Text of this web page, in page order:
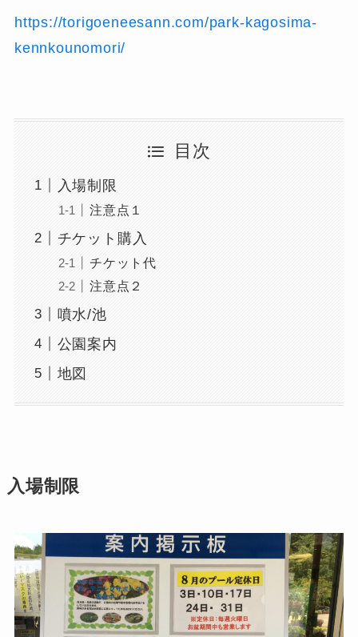
https://torigoeneesann.com/park-kagosima-
kennkounomori/
目次
入場制限
注意点１
チケット購入
チケット代
注意点２
噴水/池
公園案内
地図
入場制限